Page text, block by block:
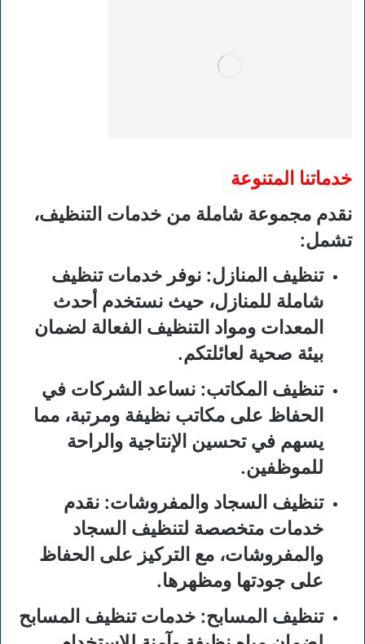
خدماتنا المتنوعة
نقدم مجموعة شاملة من خدمات التنظيف،
تشمل:
تنظيف المنازل: نوفر خدمات تنظيف
شاملة للمنازل، حيث نستخدم أحدث
المعدات ومواد التنظيف الفعالة لضمان
بيئة صحية لعائلتكم.
تنظيف المكاتب: نساعد الشركات في
الحفاظ على مكاتب نظيفة ومرتبة، مما
يسهم في تحسين الإنتاجية والراحة
للموظفين.
تنظيف السجاد والمفروشات: نقدم
خدمات متخصصة لتنظيف السجاد
والمفروشات، مع التركيز على الحفاظ
على جودتها ومظهرها.
تنظيف المسابح: خدمات تنظيف المسابح